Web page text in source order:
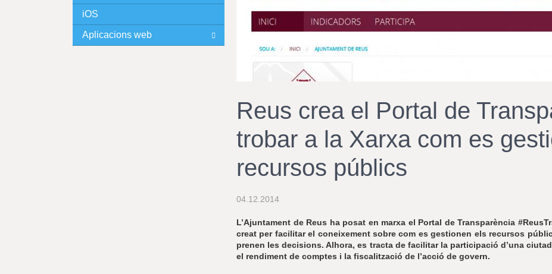
I
N
Reus crea el Portal de
trobar a la Xarxa com es
recursos públics
04.12.2014
L’Ajuntament de Reus ha posat en marxa el Portal de Transparència
creat per facilitar el coneixement sobre com es gestionen els recursos
prenen les decisions. Alhora, es tracta de facilitar la participació d’una
el rendiment de comptes i la fiscalització de l’acció de govern.
iOS
Aplicacions web